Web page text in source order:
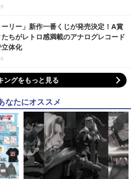
ーリー」新作一番くじが発売決定！A賞
ちがレトロ感満載のアナログレコード
立体化
ングをもっと見る
なたにオススメ